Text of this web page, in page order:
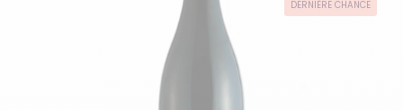
DERNIÈRE CHANCE